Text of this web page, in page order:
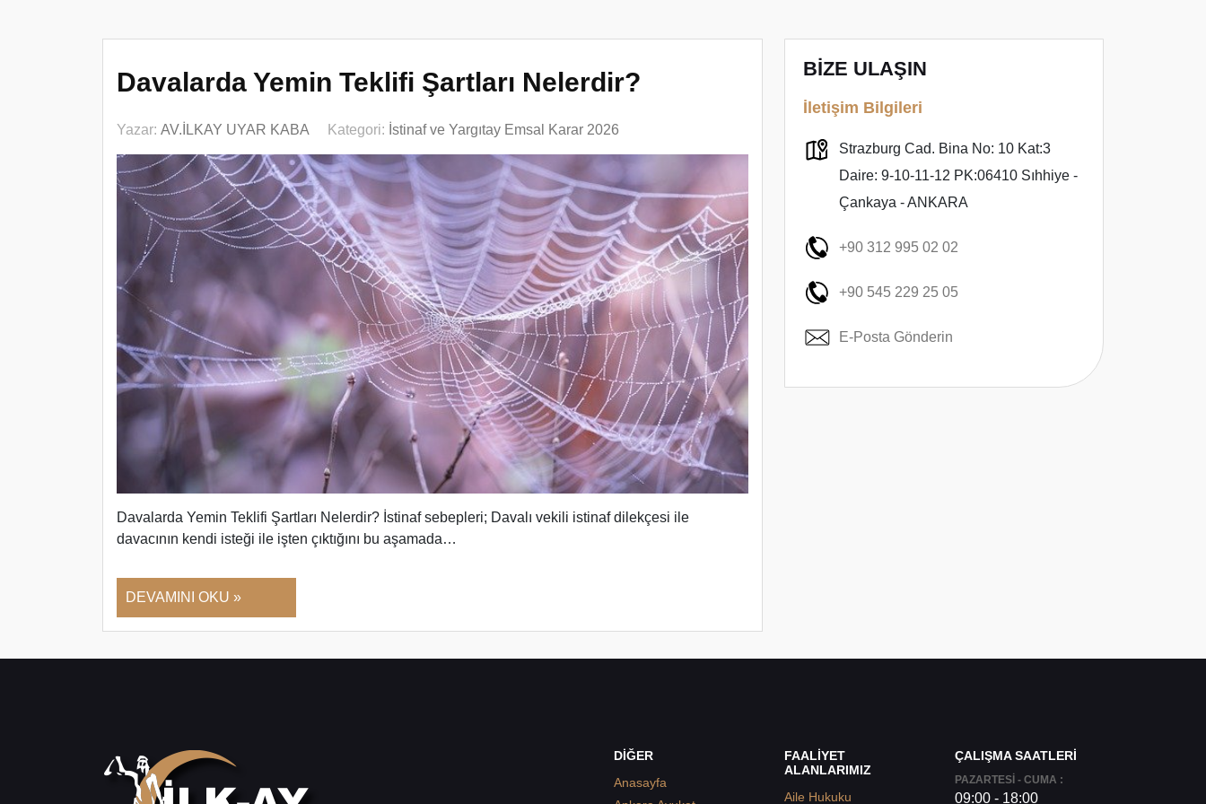
Davalarda Yemin Teklifi Şartları Nelerdir?
Yazar: AV.İLKAY UYAR KABA Kategori: İstinaf ve Yargıtay Emsal Karar 2026
Davalarda Yemin Teklifi Şartları Nelerdir? İstinaf sebepleri; Davalı vekili istinaf dilekçesi ile
davacının kendi isteği ile işten çıktığını bu aşamada…
DEVAMINI OKU »
BİZE ULAŞIN
İletişim Bilgileri
Strazburg Cad. Bina No: 10 Kat:3
Daire: 9-10-11-12 PK:06410 Sıhhiye -
Çankaya - ANKARA
+90 312 995 02 02
+90 545 229 25 05
E-Posta Gönderin
DİĞER
Anasayfa
FAALİYET
ALANLARIMIZ
Aile Hukuku
ÇALIŞMA SAATLERİ
PAZARTESİ - CUMA :
09:00 - 18:00